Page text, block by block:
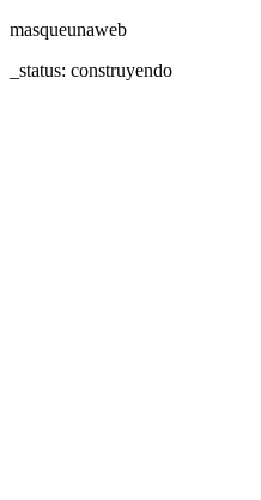
masqueunaweb
_status: construyendo